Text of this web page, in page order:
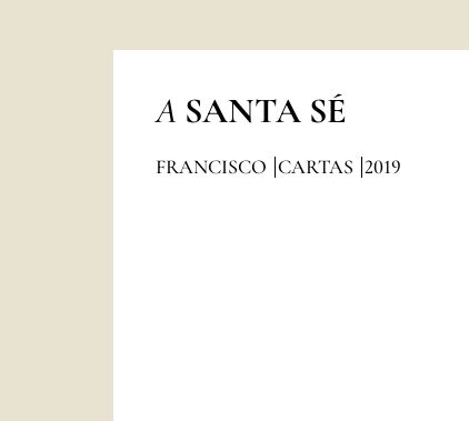
A SANTA SÉ
FRANCISCO CARTAS 2019